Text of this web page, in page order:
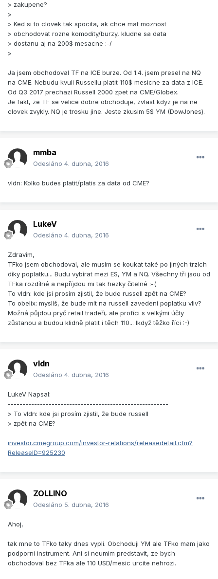
> zakupene?
>
> Ked si to clovek tak spocita, ak chce mat moznost
> obchodovat rozne komodity/burzy, kludne sa data
> dostanu aj na 200$ mesacne :-/
>
Ja jsem obchodoval TF na ICE burze. Od 1.4. jsem presel na NQ
na CME. Nebudu kvuli Russellu platit 110$ mesicne za data z ICE.
Od Q3 2017 prechazi Russell 2000 zpet na CME/Globex.
Je fakt, ze TF se velice dobre obchoduje, zvlast kdyz je na ne
clovek zvykly. NQ je trosku jine. Jeste zkusim 5$ YM (DowJones).
mmba
Odesláno 4. dubna, 2016
vldn: Kolko budes platit/platis za data od CME?
LukeV
Odesláno 4. dubna, 2016
Zdravím,
TFko jsem obchodoval, ale musím se koukat také po jiných trzích
díky poplatku... Budu vybírat mezi ES, YM a NQ. Všechny tři jsou od
TFka rozdílné a nepříjdou mi tak hezky čitelné :-(
To vldn: kde jsi prosím zjistil, že bude russell zpět na CME?
To obelix: myslíš, že bude mít na russell zavedení poplatku vliv?
Možná půjdou pryč retail tradeři, ale profíci s velkými účty
zůstanou a budou klidně platit i těch 110... Ikdyž těžko říci :-)
vldn
Odesláno 4. dubna, 2016
LukeV Napsal:
-------------------------------------------------------
> To vldn: kde jsi prosím zjistil, že bude russell
> zpět na CME?
investor.cmegroup.com/investor-relations/releasedetail.cfm?
ReleaseID=925230
ZOLLINO
Odesláno 5. dubna, 2016
Ahoj,
tak mne to TFko taky dnes vypli. Obchoduji YM ale TFko mam jako
podporni instrument. Ani si neumim predstavit, ze bych
obchodoval bez TFka ale 110 USD/mesic urcite nehrozi.